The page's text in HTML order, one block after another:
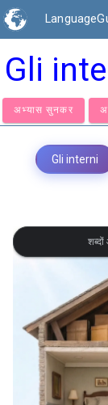
Gli
अभ्यास सुनकर
Gli interni